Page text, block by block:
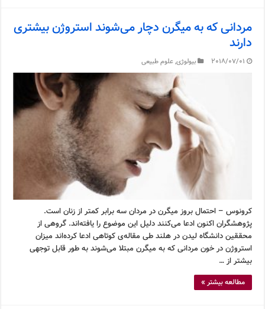
مردانی که به میگرن دچار می‌شوند استروژن بیشتری
دارند
2018/07/01 بیولوژی,علوم طبیعی
کرونوس – احتمال بروز میگرن در مردان سه برابر کمتر از زنان است.
پژوهشگران اکنون ادعا می‌کنند دلیل این موضوع را یافته‌اند. گروهی از
محققین دانشگاه لیدن در هلند طی مقاله‌ی کوتاهی ادعا کرده‌اند میزان
استروژن در خون مردانی که به میگرن مبتلا می‌شوند به طور قابل توجهی
بیشتر از …
مطالعه بیشتر »